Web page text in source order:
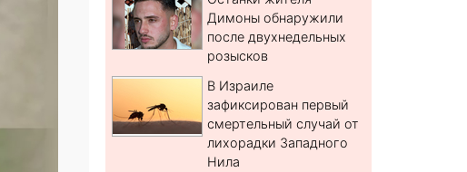
Димоны обнаружили
после двухнедельных
розысков
В Израиле
зафиксирован первый
смертельный случай от
лихорадки Западного
Нила